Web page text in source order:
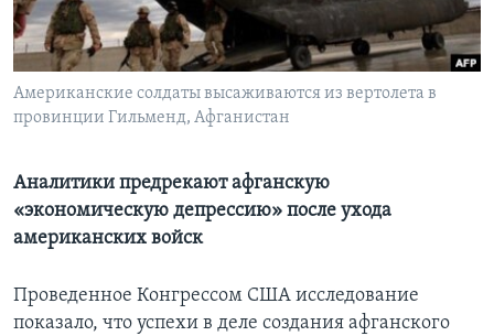
Learning English
СОЦИАЛЬНЫЕ СЕТИ
Языки
Американские солдаты высаживаются из вертолета в
провинции Гильменд, Афганистан
Аналитики предрекают афганскую
«экономическую депрессию» после ухода
американских войск
Проведенное Конгрессом CША исследование
показало, что успехи в деле создания афганского